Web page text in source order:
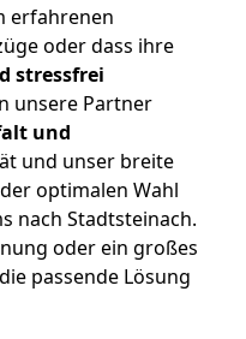
erfahrenen
oder dass ihre
stressfrei
unsere Partner
und
und unser breite
optimalen Wahl
nach Stadtsteinach.
oder ein großes
passende Lösung